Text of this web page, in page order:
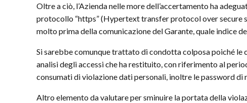
Oltre a ciò, l’Azienda nelle more dell’accertamento ha
protocollo “https” (Hypertext transfer protocol over secure
molto prima della comunicazione del Garante, quale indice
Si sarebbe comunque trattato di condotta colposa poiché
analisi degli accessi che ha restituito, con riferimento al
consumati di violazione dati personali, inoltre le password
Altro elemento da valutare per sminuire la portata della